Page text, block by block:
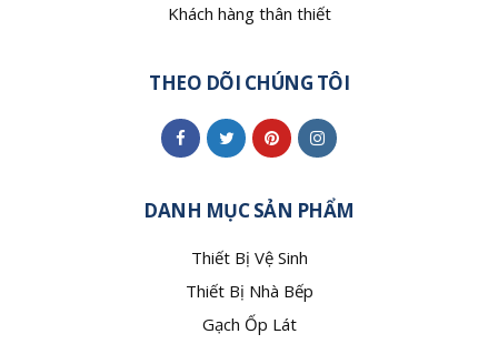
Khách hàng thân thiết
THEO DÕI CHÚNG TÔI
DANH MỤC SẢN PHẨM
Thiết Bị Vệ Sinh
Thiết Bị Nhà Bếp
Gạch Ốp Lát